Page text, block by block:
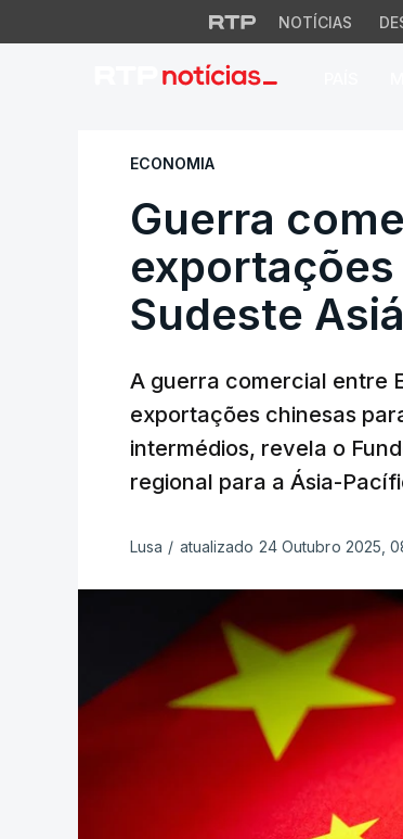
NOTÍCIAS
Guerra
ECONOMIA
Guerra
Sudeste
A guerra comercial entre
exportações chinesas
intermédios, revela o
regional para a Ásia-
Lusa / atualizado 24 Outubro 2025,